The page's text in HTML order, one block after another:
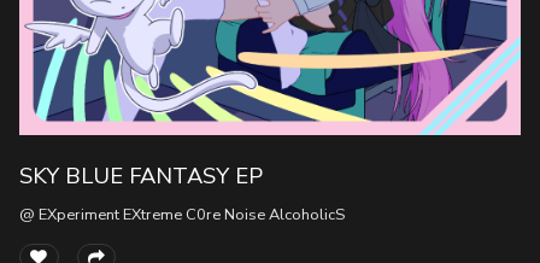
EF L A T
随
听
听
SKY BLUE FANTASY EP
@ EXperiment EXtreme C0re Noise AlcoholicS